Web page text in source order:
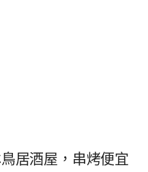
居酒屋，串烤便宜